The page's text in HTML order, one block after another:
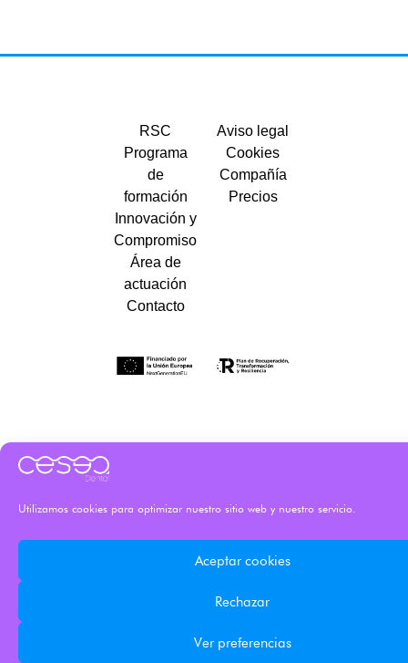
Utilizamos cookies para optimizar nuestro sitio web y nuestro servicio.
Aceptar cookies
Rechazar
Ver preferencias
RSC
Programa
de
formación
Innovación y
Compromiso
Área de
actuación
Contacto
Aviso legal
Cookies
Compañía
Precios